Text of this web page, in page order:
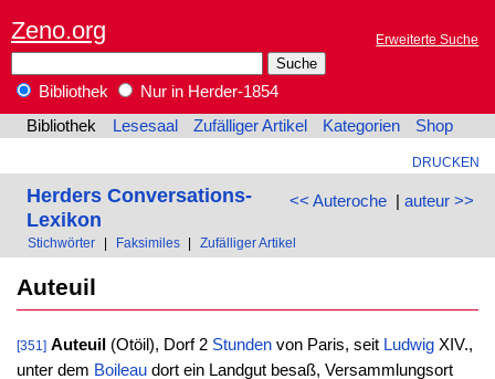
Zeno.org Erweiterte Suche
Bibliothek
Nur in Herder-1854
Bibliothek
Lesesaal Zufälliger Artikel Kategorien Shop
DRUCKEN
<< Auteroche| auteur >>
Herders Conversations-
Lexikon
Stichwörter Faksimiles Zufälliger Artikel
Auteuil
[351] Auteuil (Otöil), Dorf 2 Stundenvon Paris, seit LudwigXIV.,
unter dem Boileaudort ein Landgut besaß, Versammlungsort